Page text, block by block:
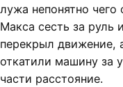
лужа непонятно
Макса сесть за руль
перекрыл движение,
откатили машину за
части расстояние.